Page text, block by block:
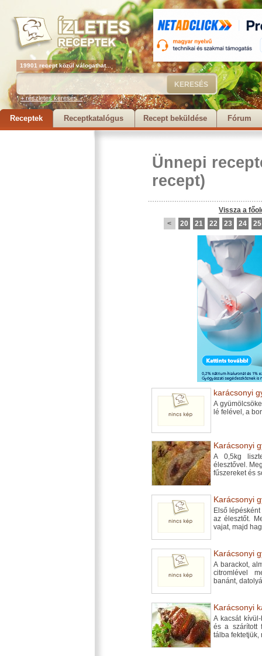
19901 recept közül válogathat...
+ részletes keresés...
Receptek Receptkatalógus Recept beküldése Fórum
Ünnepi
recept)
Vissza a
<
20 21 22 23 24 25
karácsonyi
A
lé felével, a
Karácsonyi
A 0,5kg
élesztővel.
fűszereket és
Karácsonyi
Első
az élesztőt.
vajat, majd
Karácsonyi
A barackot,
citromlével
banánt,
Karácsonyi
A kacsát
és a szárított
tálba fektetjük,